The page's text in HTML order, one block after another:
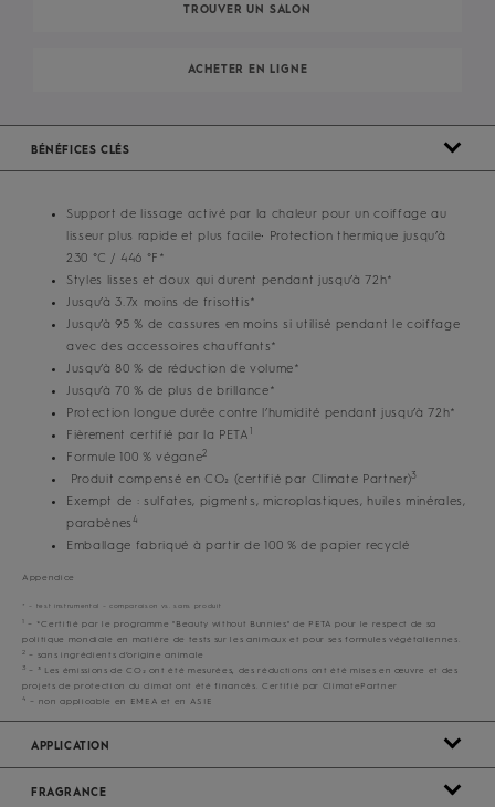
TROUVER UN SALON
ACHETER EN LIGNE
BÉNÉFICES CLÉS
Support de lissage activé par la chaleur pour un coiffage au
lisseur plus rapide et plus facile• Protection thermique jusqu’à
230 °C / 446 °F*
Styles lisses et doux qui durent pendant jusqu’à 72h*
Jusqu’à 3.7x moins de frisottis*
Jusqu’à 95 % de cassures en moins si utilisé pendant le coiffage
avec des accessoires chauffants*
Jusqu’à 80 % de réduction de volume*
Jusqu’à 70 % de plus de brillance*
Protection longue durée contre l’humidité pendant jusqu’à 72h*
Fièrement certifié par la PETA 1
Formule 100 % végane2
Produit compensé en CO₂ (certifié par Climate Partner)3
Exempt de : sulfates, pigments, microplastiques, huiles minérales,
parabènes 4
Emballage fabriqué à partir de 100 % de papier recyclé
Appendice
* – test instrumental – comparaison vs. sans produit
1
– *Certifié par le programme "Beauty without Bunnies" de PETA pour le respect de sa
politique mondiale en matière de tests sur les animaux et pour ses formules végétaliennes.
2 – sans ingrédients d’origine animale
3 – ³ Les émissions de CO₂ ont été mesurées, des réductions ont été mises en œuvre et des
projets de protection du climat ont été financés. Certifié par ClimatePartner
4 – non applicable en EMEA et en ASIE
APPLICATION
FRAGRANCE